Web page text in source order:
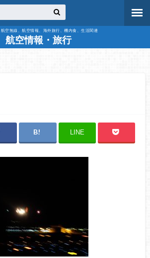
空無線、航空情報、海外旅行、機内食、生活関連
航空情報・旅行
LINE